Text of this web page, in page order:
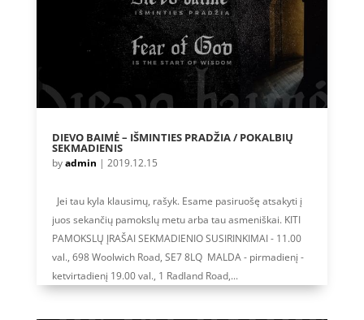
DIEVO BAIMĖ – IŠMINTIES PRADŽIA / POKALBIŲ
SEKMADIENIS
byadmin | 2019.12.15
Jei tau kyla klausimų, rašyk. Esame pasiruošę atsakyti į
juos sekančių pamokslų metu arba tau asmeniškai. KITI
PAMOKSLŲ ĮRAŠAI SEKMADIENIO SUSIRINKIMAI - 11.00
val., 698 Woolwich Road, SE7 8LQ MALDA - pirmadienį -
ketvirtadienį 19.00 val., 1 Radland Road,...